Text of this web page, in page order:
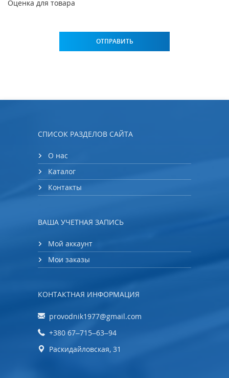
Оценка для товара
СПИСОК РАЗДЕЛОВ САЙТА
О нас
Каталог
Контакты
ВАША УЧЕТНАЯ ЗАПИСЬ
Мой аккаунт
Мои заказы
КОНТАКТНАЯ ИНФОРМАЦИЯ
provodnik1977@gmail.com
+380 67‒715‒63‒94
Раскидайловская, 31